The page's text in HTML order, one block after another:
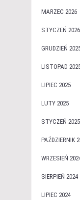
MARZEC 2026
STYCZEŃ 2026
GRUDZIEŃ
LISTOPAD
LIPIEC 2025
LUTY 2025
STYCZEŃ 2025
PAŹDZIERNIK
WRZESIEŃ
SIERPIEŃ 2024
LIPIEC 2024